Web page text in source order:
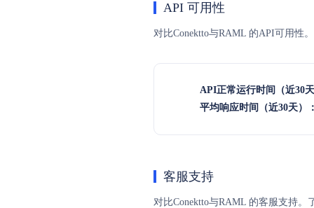
API 可用性
对比Conektto与RAML 的API可用性
API正常运行时间（近30
平均响应时间（近30天）
客服支持
对比Conektto与RAML 的客服支持